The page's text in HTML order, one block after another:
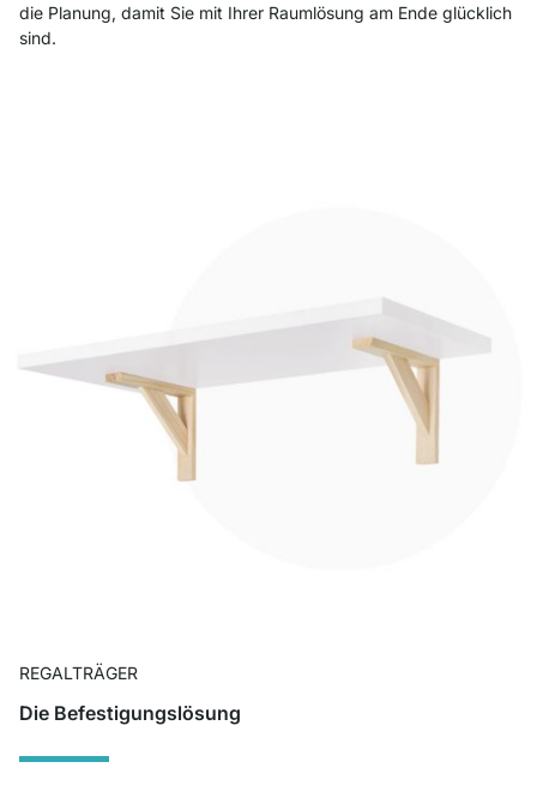
die Planung, damit Sie mit Ihrer Raumlösung am Ende glücklich
sind.
REGALTRÄGER
Die Befestigungslösung